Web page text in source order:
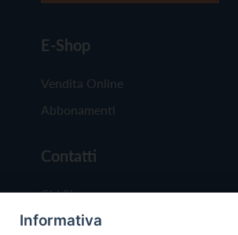
E-Shop
Vendita Online
Abbonamenti
Contatti
Chi Siamo
Redazione
Informativa